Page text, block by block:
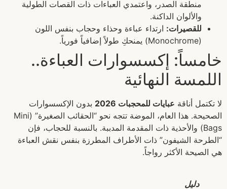
منطقة الصدر، واعتمدي العباءات ذات القصات الطولية
والألوان الداكنة.
للقصيرات: ارتداء عباءة وحذاء وحجاب بنفس اللون
(Monochrome) يمنحكِ طولاً إضافياً فورياً.
خامساً: إكسسوارات العباءة..
اللمسة النهائية
لا تكتمل أناقة عبايات للمحجبات 2026
بدون الإكسسوارات
الصحيحة. هذا العام، الموضة تتجه نحو “الحقائب الصغيرة” (Mini
Bags) والأحذية ذات المقدمة المدببة. بالنسبة للحجاب، فإن
“الطرحة الشيفون” ذات الأطراف المطرزة بنفس نقش العباءة
هي الصيحة الأكثر رواجاً.
دليل